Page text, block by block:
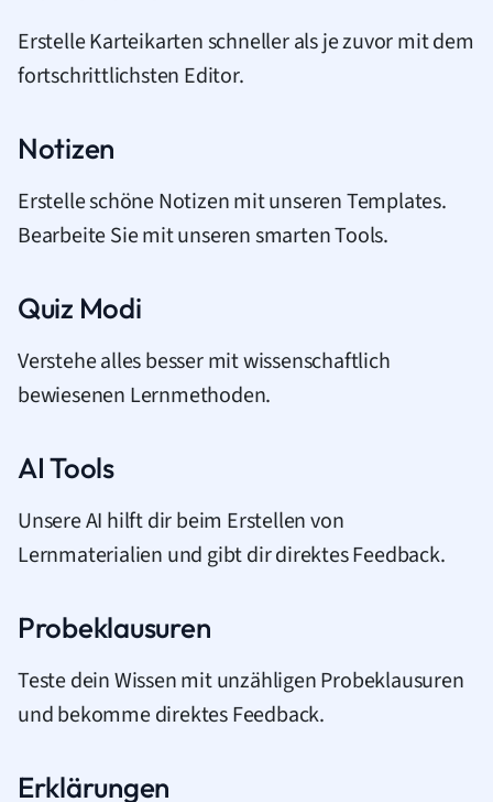
Erstelle Karteikarten schneller als je zuvor mit dem
fortschrittlichsten Editor.
Notizen
Erstelle schöne Notizen mit unseren Templates.
Bearbeite Sie mit unseren smarten Tools.
Quiz Modi
Verstehe alles besser mit wissenschaftlich
bewiesenen Lernmethoden.
AI Tools
Unsere AI hilft dir beim Erstellen von
Lernmaterialien und gibt dir direktes Feedback.
Probeklausuren
Teste dein Wissen mit unzähligen Probeklausuren
und bekomme direktes Feedback.
Erklärungen